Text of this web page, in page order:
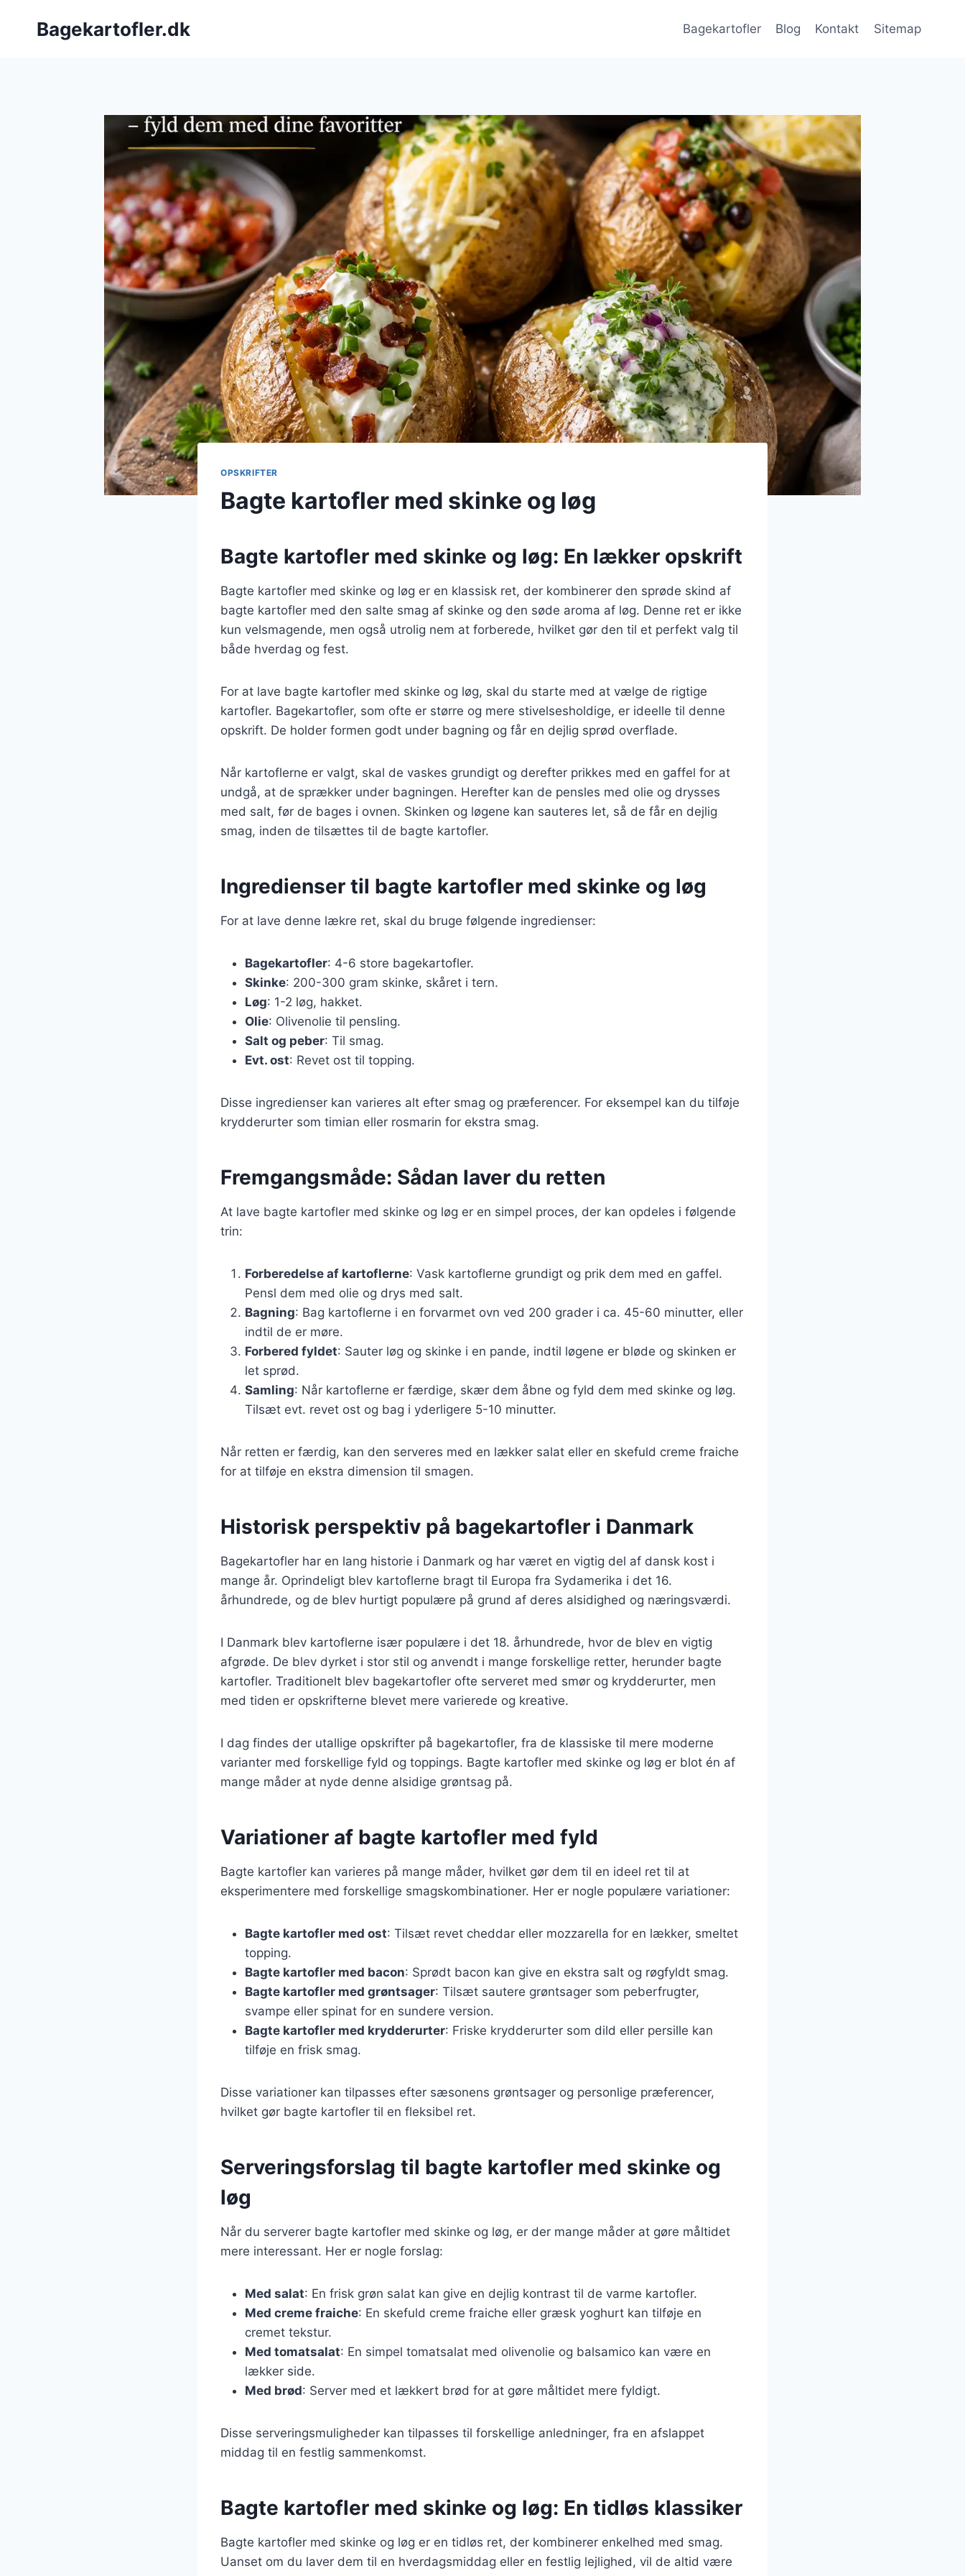
Bagekartofler.dk Bagekartofler Blog Kontakt Sitemap
OPSKRIFTER
Bagte kartofler med skinke og løg
Bagte kartofler med skinke og løg: En lækker opskrift
Bagte kartofler med skinke og løg er en klassisk ret, der kombinerer den sprøde skind af
bagte kartofler med den salte smag af skinke og den søde aroma af løg. Denne ret er ikke
kun velsmagende, men også utrolig nem at forberede, hvilket gør den til et perfekt valg til
både hverdag og fest.
For at lave bagte kartofler med skinke og løg, skal du starte med at vælge de rigtige
kartofler. Bagekartofler, som ofte er større og mere stivelsesholdige, er ideelle til denne
opskrift. De holder formen godt under bagning og får en dejlig sprød overflade.
Når kartoflerne er valgt, skal de vaskes grundigt og derefter prikkes med en gaffel for at
undgå, at de sprækker under bagningen. Herefter kan de pensles med olie og drysses
med salt, før de bages i ovnen. Skinken og løgene kan sauteres let, så de får en dejlig
smag, inden de tilsættes til de bagte kartofler.
Ingredienser til bagte kartofler med skinke og løg
For at lave denne lækre ret, skal du bruge følgende ingredienser:
Bagekartofler: 4-6 store bagekartofler.
Skinke: 200-300 gram skinke, skåret i tern.
Løg: 1-2 løg, hakket.
Olie: Olivenolie til pensling.
Salt og peber: Til smag.
Evt. ost: Revet ost til topping.
Disse ingredienser kan varieres alt efter smag og præferencer. For eksempel kan du tilføje
krydderurter som timian eller rosmarin for ekstra smag.
Fremgangsmåde: Sådan laver du retten
At lave bagte kartofler med skinke og løg er en simpel proces, der kan opdeles i følgende
trin:
Forberedelse af kartoflerne: Vask kartoflerne grundigt og prik dem med en gaffel.
Pensl dem med olie og drys med salt.
Bagning: Bag kartoflerne i en forvarmet ovn ved 200 grader i ca. 45-60 minutter, eller
indtil de er møre.
Forbered fyldet: Sauter løg og skinke i en pande, indtil løgene er bløde og skinken er
let sprød.
Samling: Når kartoflerne er færdige, skær dem åbne og fyld dem med skinke og løg.
Tilsæt evt. revet ost og bag i yderligere 5-10 minutter.
Når retten er færdig, kan den serveres med en lækker salat eller en skefuld creme fraiche
for at tilføje en ekstra dimension til smagen.
Historisk perspektiv på bagekartofler i Danmark
Bagekartofler har en lang historie i Danmark og har været en vigtig del af dansk kost i
mange år. Oprindeligt blev kartoflerne bragt til Europa fra Sydamerika i det 16.
århundrede, og de blev hurtigt populære på grund af deres alsidighed og næringsværdi.
I Danmark blev kartoflerne især populære i det 18. århundrede, hvor de blev en vigtig
afgrøde. De blev dyrket i stor stil og anvendt i mange forskellige retter, herunder bagte
kartofler. Traditionelt blev bagekartofler ofte serveret med smør og krydderurter, men
med tiden er opskrifterne blevet mere varierede og kreative.
I dag findes der utallige opskrifter på bagekartofler, fra de klassiske til mere moderne
varianter med forskellige fyld og toppings. Bagte kartofler med skinke og løg er blot én af
mange måder at nyde denne alsidige grøntsag på.
Variationer af bagte kartofler med fyld
Bagte kartofler kan varieres på mange måder, hvilket gør dem til en ideel ret til at
eksperimentere med forskellige smagskombinationer. Her er nogle populære variationer:
Bagte kartofler med ost: Tilsæt revet cheddar eller mozzarella for en lækker, smeltet
topping.
Bagte kartofler med bacon: Sprødt bacon kan give en ekstra salt og røgfyldt smag.
Bagte kartofler med grøntsager: Tilsæt sautere grøntsager som peberfrugter,
svampe eller spinat for en sundere version.
Bagte kartofler med krydderurter: Friske krydderurter som dild eller persille kan
tilføje en frisk smag.
Disse variationer kan tilpasses efter sæsonens grøntsager og personlige præferencer,
hvilket gør bagte kartofler til en fleksibel ret.
Serveringsforslag til bagte kartofler med skinke og
løg
Når du serverer bagte kartofler med skinke og løg, er der mange måder at gøre måltidet
mere interessant. Her er nogle forslag:
Med salat: En frisk grøn salat kan give en dejlig kontrast til de varme kartofler.
Med creme fraiche: En skefuld creme fraiche eller græsk yoghurt kan tilføje en
cremet tekstur.
Med tomatsalat: En simpel tomatsalat med olivenolie og balsamico kan være en
lækker side.
Med brød: Server med et lækkert brød for at gøre måltidet mere fyldigt.
Disse serveringsmuligheder kan tilpasses til forskellige anledninger, fra en afslappet
middag til en festlig sammenkomst.
Bagte kartofler med skinke og løg: En tidløs klassiker
Bagte kartofler med skinke og løg er en tidløs ret, der kombinerer enkelhed med smag.
Uanset om du laver dem til en hverdagsmiddag eller en festlig lejlighed, vil de altid være